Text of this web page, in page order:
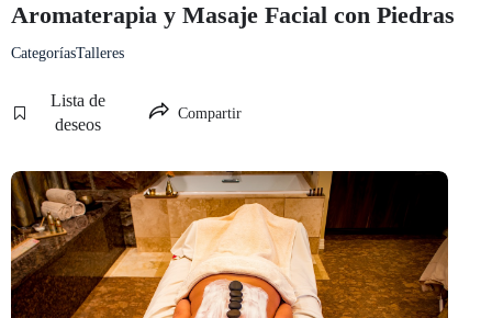
Aromaterapia y Masaje Facial con Piedras
CategoríasTalleres
Lista de
deseos
Compartir